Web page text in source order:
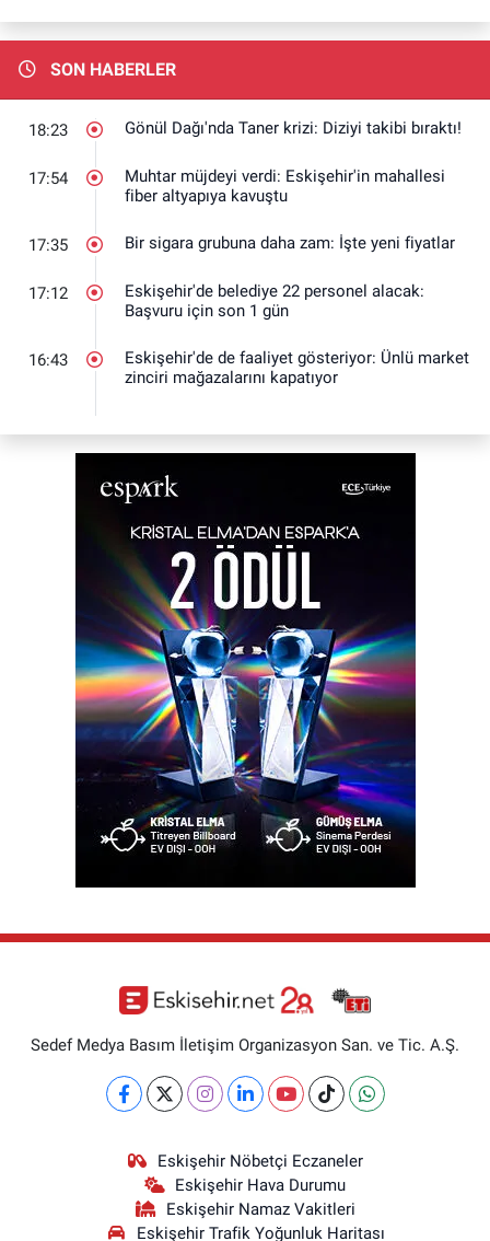
SON HABERLER
18:23 Gönül Dağı'nda Taner krizi: Diziyi takibi bıraktı!
17:54
Muhtar müjdeyi verdi: Eskişehir'in mahallesi
fiber altyapıya kavuştu
17:35 Bir sigara grubuna daha zam: İşte yeni fiyatlar
17:12
Eskişehir'de belediye 22 personel alacak:
Başvuru için son 1 gün
16:43
Eskişehir'de de faaliyet gösteriyor: Ünlü market
zinciri mağazalarını kapatıyor
Sedef Medya Basım İletişim Organizasyon San. ve Tic. A.Ş.
Eskişehir Nöbetçi Eczaneler
Eskişehir Hava Durumu
Eskişehir Namaz Vakitleri
Eskişehir Trafik Yoğunluk Haritası